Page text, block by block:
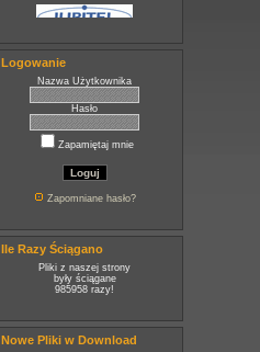
Logowanie
Nazwa Użytkownika
Hasło
Zapamiętaj mnie
Zapomniane hasło?
Ile Razy Ściągano
Pliki z naszej strony
były ściągane
985958 razy!
Nowe Pliki w Download